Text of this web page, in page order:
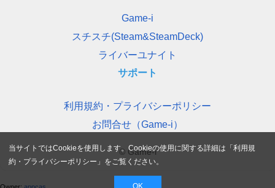
Game-i
スチスチ(Steam&SteamDeck)
ライバーユナイト
サポート
利用規約・プライバシーポリシー
お問合せ（Game-i）
© Game-i
当サイトではCookieを使用します。Cookieの使用に関する詳細は「利用規
約・プライバシーポリシー 」をご覧ください。
OK